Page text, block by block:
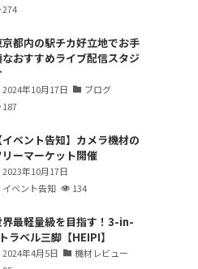
274
京都内の駅チカ好立地でお手
なおすすめライブ配信スタジ
2024年10月17日
ブログ
187
イベント告知】カメラ機材の
リーマーケット開催
2023年10月17日
イベント告知
134
界最軽量級を目指す！3-in-
ラベル三脚【HEIPI】
2024年4月5日
機材レビュー